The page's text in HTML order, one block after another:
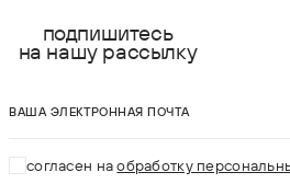
S
подпишитесь
на нашу рассылку
согласен наобработку